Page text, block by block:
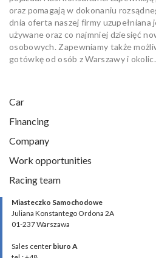
oraz pomagają w dokonaniu
dnia oferta naszej firmy uzupełniana
używane oraz co najmniej dziesięć
osobowych. Zapewniamy także
gotówkę od osób z Warszawy i okolic.
Car
Financing
Company
Work opportunities
Racing team
Miasteczko Samochodowe
Juliana Konstantego Ordona 2A
01-237 Warszawa
Sales center biuro A